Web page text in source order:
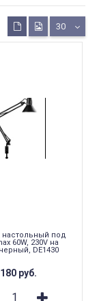
30
настольный под
60W, 230V на
DE1430
руб.